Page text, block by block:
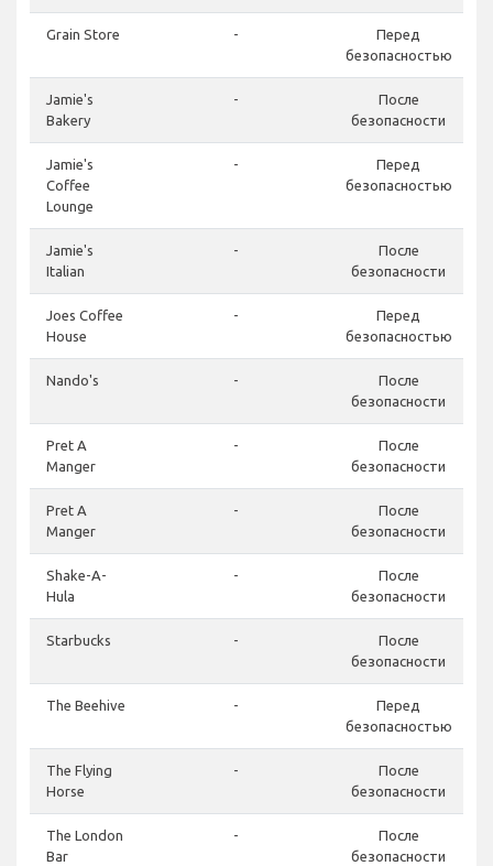
Grain Store -
Перед
безопасностью
Jamie's
Bakery
-
После
безопасности
Jamie's
Coffee
Lounge
-
Перед
безопасностью
Jamie's
Italian
-
После
безопасности
Joes Coffee
House
-
Перед
безопасностью
Nando's -
После
безопасности
Pret A
Manger
-
После
безопасности
Pret A
Manger
-
После
безопасности
Shake-A-
Hula
-
После
безопасности
Starbucks -
После
безопасности
The Beehive -
Перед
безопасностью
The Flying
Horse
-
После
безопасности
The London
Bar
-
После
безопасности